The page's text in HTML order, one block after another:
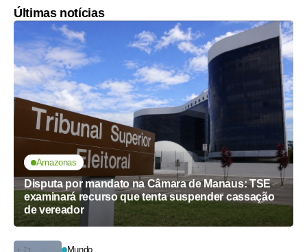
Últimas notícias
Amazonas
Disputa por mandato na Câmara de Manaus: TSE
examinará recurso que tenta suspender cassação
de vereador
Mundo